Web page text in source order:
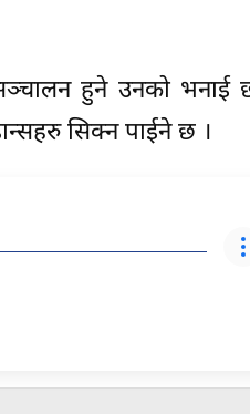
हुने उनको भनाई
सिक्न पाईने छ ।